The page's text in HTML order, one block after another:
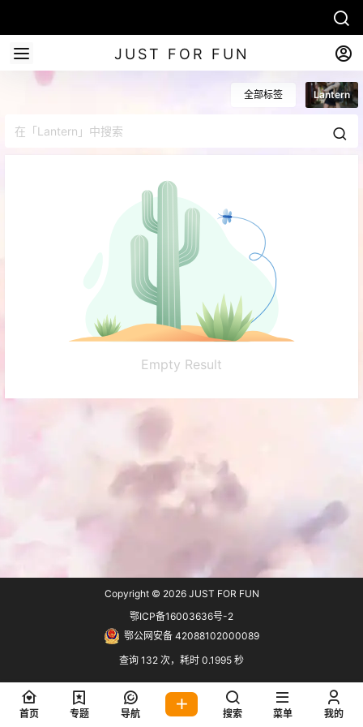
JUST FOR FUN
全部标签 Lantern
Empty Result
Copyright © 2026JUST FOR FUN
鄂ICP备16003636号-2
鄂公网安备 42088102000089
查询 132 次，耗时 0.1995 秒
首页 专题 导航 搜索 菜单 我的